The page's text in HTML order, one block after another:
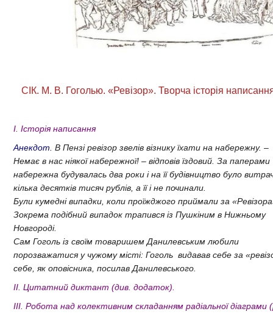
СІК. М. В. Гоголью. «Ревізор». Творча історія
І. Історія написання
Анекдот. В Пензі ревізор звелів візнику їхати на набережну. –
Немає в нас ніякої набережної! – відповів їздовий. За паперами
набережна будувалась два роки і на її будівництво було
кілька десятків тисяч рублів, а її і не починали.
Були кумедні випадки, коли проїжджого приймали за
Зокрема подібний випадок трапився із Пушкіним в Нижньому
Новгороді.
Сам Гоголь із своїм товаришем Данилевським любили
порозважатися у чужому місті: Гоголь видавав себе за
себе, як оповісника, посилав Данилевського.
ІІ. Цитатний диктант (див. додаток).
ІІІ. Робота над колективним складанням радіальної